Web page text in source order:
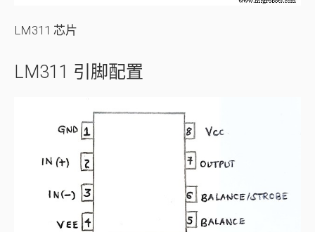
LM311 芯片
LM311 引脚配置